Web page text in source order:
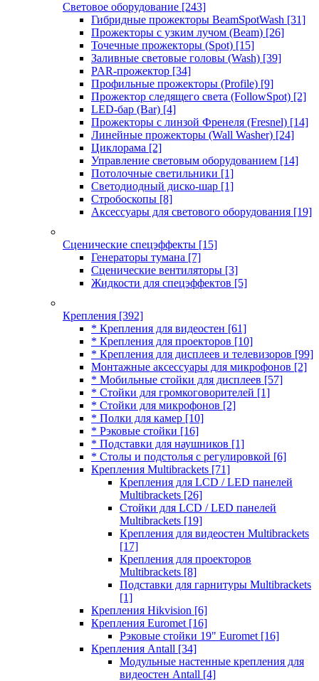
Световое оборудование [243]
Гибридные прожекторы BeamSpotWash [31]
Прожекторы с узким лучом (Beam) [26]
Точечные прожекторы (Spot) [15]
Заливные световые головы (Wash) [39]
PAR-прожектор [34]
Профильные прожекторы (Profile) [9]
Прожектор следящего света (FollowSpot) [2]
LED-бар (Bar) [4]
Прожекторы с линзой Френеля (Fresnel) [14]
Линейные прожекторы (Wall Washer) [24]
Циклорама [2]
Управление световым оборудованием [14]
Потолочные светильники [1]
Светодиодный диско-шар [1]
Стробоскопы [8]
Аксессуары для светового оборудования [19]
Сценические спецэффекты [15]
Генераторы тумана [7]
Сценические вентиляторы [3]
Жидкости для спецэффектов [5]
Крепления [392]
* Крепления для видеостен [61]
* Крепления для проекторов [10]
* Крепления для дисплеев и телевизоров [99]
Монтажные аксессуары для микрофонов [2]
* Мобильные стойки для дисплеев [57]
* Стойки для громкоговорителей [1]
* Стойки для микрофонов [2]
* Полки для камер [10]
* Рэковые стойки [16]
* Подставки для наушников [1]
* Столы и подстолья с регулировкой [6]
Крепления Multibrackets [71]
Крепления для LCD / LED панелей
Multibrackets [26]
Стойки для LCD / LED панелей
Multibrackets [19]
Крепления для видеостен Multibrackets
[17]
Крепления для проекторов
Multibrackets [8]
Подставки для гарнитуры Multibrackets
[1]
Крепления Hikvision [6]
Крепления Euromet [16]
Рэковые стойки 19" Euromet [16]
Крепления Antall [34]
Модульные настенные крепления для
видеостен Antall [4]